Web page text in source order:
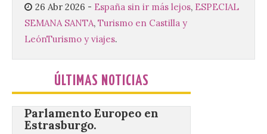
26 Abr 2026 - España sin ir más lejos, ESPECIAL
SEMANA SANTA, Turismo en Castilla y
LeónTurismo y viajes.
ÚLTIMAS NOTICIAS
La decimoctava fotografía
Parlamento Europeo en
Estrasburgo.
7 Ago 2026